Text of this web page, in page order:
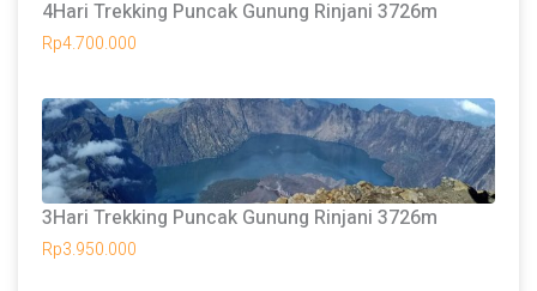
4Hari Trekking Puncak Gunung Rinjani 3726m
Rp4.700.000
3Hari Trekking Puncak Gunung Rinjani 3726m
Rp3.950.000